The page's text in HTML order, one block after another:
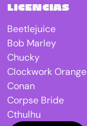
LICENCIAS
Beetlejuice
Bob Marley
Chucky
Clockwork Orange
Conan
Corpse Bride
Cthulhu